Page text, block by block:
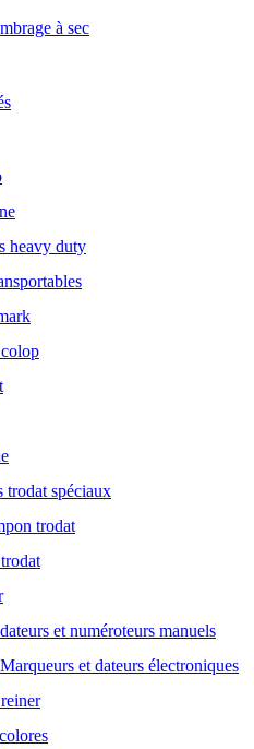
à sec
heavy duty
trodat spéciaux
trodat
et numéroteurs manuels
et dateurs électroniques